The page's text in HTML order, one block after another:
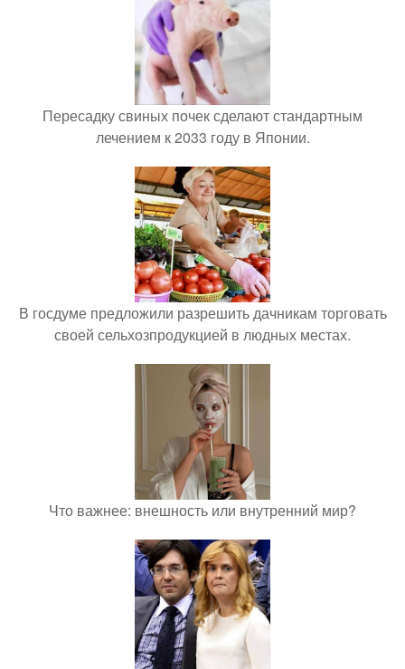
Пересадку свиных почек сделают стандартным
лечением к 2033 году в Японии.
В госдуме предложили разрешить дачникам торговать
своей сельхозпродукцией в людных местах.
Что важнее: внешность или внутренний мир?